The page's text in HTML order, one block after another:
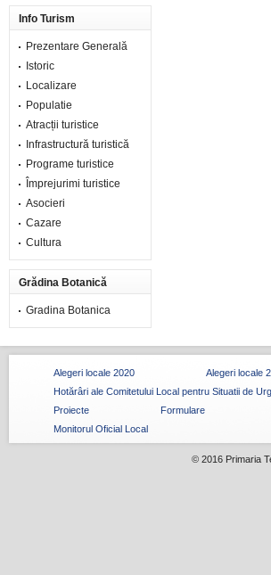
Info Turism
Prezentare Generală
Istoric
Localizare
Populatie
Atracții turistice
Infrastructură turistică
Programe turistice
Împrejurimi turistice
Asocieri
Cazare
Cultura
Grădina Botanică
Gradina Botanica
Alegeri locale 2020 Alegeri locale
Hotărâri ale Comitetului Local pentru Situatii de
Proiecte
Formulare
Monitorul Oficial Local
© 2016 Primaria